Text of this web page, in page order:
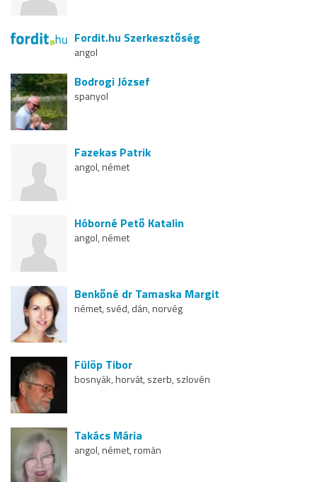
Fordit.hu Szerkesztőség
angol
Bodrogi József
spanyol
Fazekas Patrik
angol, német
Hóborné Pető Katalin
angol, német
Benkőné dr Tamaska Margit
német, svéd, dán, norvég
Fülöp Tibor
bosnyák, horvát, szerb, szlovén
Takács Mária
angol, német, román